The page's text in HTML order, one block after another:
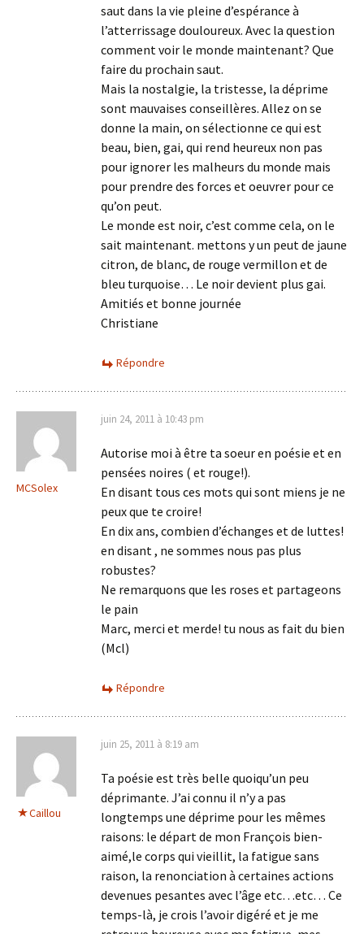
saut dans la vie pleine d’espérance à
l’atterrissage douloureux. Avec la question
comment voir le monde maintenant? Que
faire du prochain saut.
Mais la nostalgie, la tristesse, la déprime
sont mauvaises conseillères. Allez on se
donne la main, on sélectionne ce qui est
beau, bien, gai, qui rend heureux non pas
pour ignorer les malheurs du monde mais
pour prendre des forces et oeuvrer pour ce
qu’on peut.
Le monde est noir, c’est comme cela, on le
sait maintenant. mettons y un peut de jaune
citron, de blanc, de rouge vermillon et de
bleu turquoise… Le noir devient plus gai.
Amitiés et bonne journée
Christiane
Répondre
MCSolex
juin 24, 2011 à 10:43 pm
Autorise moi à être ta soeur en poésie et en
pensées noires ( et rouge!).
En disant tous ces mots qui sont miens je ne
peux que te croire!
En dix ans, combien d’échanges et de luttes!
en disant , ne sommes nous pas plus
robustes?
Ne remarquons que les roses et partageons
le pain
Marc, merci et merde! tu nous as fait du bien
(Mcl)
Répondre
Caillou
juin 25, 2011 à 8:19 am
Ta poésie est très belle quoiqu’un peu
déprimante. J’ai connu il n’y a pas
longtemps une déprime pour les mêmes
raisons: le départ de mon François bien-
aimé,le corps qui vieillit, la fatigue sans
raison, la renonciation à certaines actions
devenues pesantes avec l’âge etc…etc… Ce
temps-là, je crois l’avoir digéré et je me